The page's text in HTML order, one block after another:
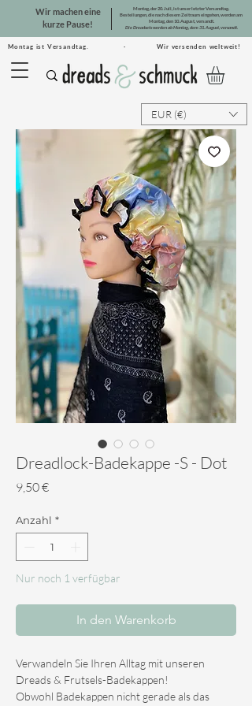
Montag ist Versandtag. · Wir versenden weltweit!
Wir machen eine
kurze Pause!
Montag, der 20. Juli, ist unser letzter Versandtag.
Bestellungen, die nach diesem Zeitraum eingehen, werden am
Montag, den 10. August, versandt.
Die Dreadsets werden ab Montag, dem 31. August, versandt.
EUR (€)
Dreadlock-Badekappe -S - Dot
9,50 €Preis
Anzahl *
Nur noch 1 verfügbar
In den Warenkorb
Verwandeln Sie Ihren Alltag mit unseren
Dreads & Frutsels-Badekappen!
Obwohl Badekappen nicht gerade als das